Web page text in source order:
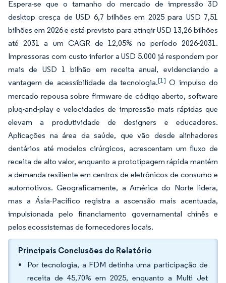
Espera-se que o tamanho do mercado de impressão 3D
desktop cresça de USD 6,7 bilhões em 2025 para USD 7,51
bilhões em 2026 e está previsto para atingir USD 13,26 bilhões
até 2031 a um CAGR de 12,05% no período 2026-2031.
Impressoras com custo inferior a USD 5.000 já respondem por
mais de USD 1 bilhão em receita anual, evidenciando a
vantagem de acessibilidade da tecnologia.[1] O impulso do
mercado repousa sobre firmware de código aberto, software
plug-and-play e velocidades de impressão mais rápidas que
elevam a produtividade de designers e educadores.
Aplicações na área da saúde, que vão desde alinhadores
dentários até modelos cirúrgicos, acrescentam um fluxo de
receita de alto valor, enquanto a prototipagem rápida mantém
a demanda resiliente em centros de eletrônicos de consumo e
automotivos. Geograficamente, a América do Norte lidera,
mas a Ásia-Pacífico registra a ascensão mais acentuada,
impulsionada pelo financiamento governamental chinês e
pelos ecossistemas de fornecedores locais.
Principais Conclusões do Relatório
Por tecnologia, a FDM detinha uma participação de
receita de 45,70% em 2025, enquanto a Multi Jet